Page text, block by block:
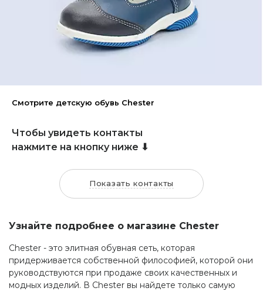
Смотрите детскую обувь Chester
Чтобы увидеть контакты
нажмите на кнопку ниже ⬇
Показать контакты
Узнайте подробнее о магазине Chester
Chester - это элитная обувная сеть, которая
придерживается собственной философией, которой они
руководствуются при продаже своих качественных и
модных изделий. В Chester вы найдете только самую